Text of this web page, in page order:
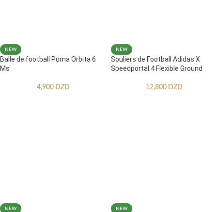
NEW
Balle de football Puma Orbita 6
Ms
4,900 DZD
NEW
Souliers de Football Adidas X
Speedportal.4 Flexible Ground
12,800 DZD
NEW NEW